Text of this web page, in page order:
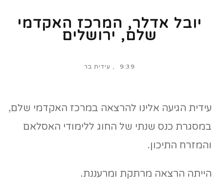
יובל אדלר, המרכז האקדמי
שלם, ירושלים
9:39 עידית בר
עידית הגיעה אלינו להרצאה במרכז האקדמי שלם,
במסגרת כנס שנתי של החוג ללימודי האסלאם
והמזרח התיכון.
הייתה הרצאה מרתקת ומרעננת.